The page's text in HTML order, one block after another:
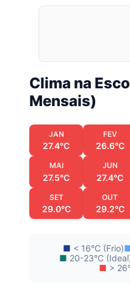
Clima na
Mensais)
JAN
27.4°C
FEV
26.6°C
MAI
27.5°C
JUN
27.4°C
SET
29.0°C
OUT
29.2°C
■ < 16°C (Frio)
■ 20-23°C
■ >